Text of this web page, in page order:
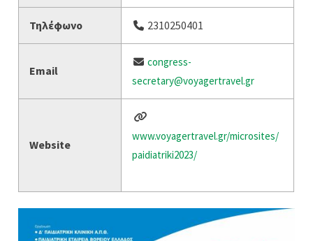
Τηλέφωνο 2310250401
Email
congress-
secretary@voyagertravel.gr
Website
www.voyagertravel.gr/microsites/
paidiatriki2023/